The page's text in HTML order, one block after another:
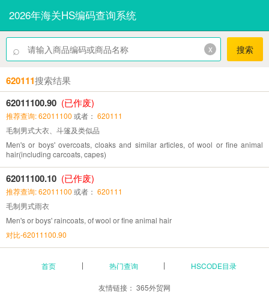
2026年海关HS编码查询系统
⌕ x 搜索
620111搜索结果
62011100.90 (已作废)
推荐查询: 62011100 或者： 620111
毛制男式大衣、斗篷及类似品
Men's or boys' overcoats, cloaks and similar articles, of wool or fine animal
hair(including carcoats, capes)
62011100.10 (已作废)
推荐查询: 62011100 或者： 620111
毛制男式雨衣
Men's or boys' raincoats, of wool or fine animal hair
对比-62011100.90
首页 热门查询 HSCODE目录
友情链接： 365外贸网